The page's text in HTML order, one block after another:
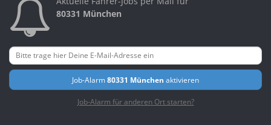
80331 München
Job-Alarm80331 München aktivieren
Job-Alarm für anderen Ort starten?